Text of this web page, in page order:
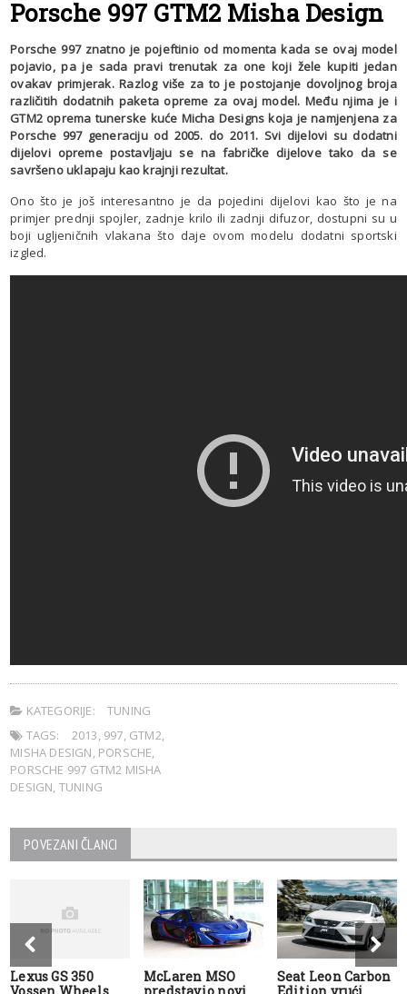
Porsche 997 GTM2 Misha Design
Porsche 997 znatno je pojeftinio od momenta kada se ovaj model
pojavio, pa je sada pravi trenutak za one koji žele kupiti jedan
ovakav primjerak. Razlog više za to je postojanje dovoljnog broja
različitih dodatnih paketa opreme za ovaj model. Među njima je i
GTM2 oprema tunerske kuće Micha Designs koja je namjenjena za
Porsche 997 generaciju od 2005. do 2011. Svi dijelovi su dodatni
dijelovi opreme postavljaju se na fabričke dijelove tako da se
savršeno uklapaju kao krajnji rezultat.
Ono što je još interesantno je da pojedini dijelovi kao što je na
primjer prednji spojler, zadnje krilo ili zadnji difuzor, dostupni su u
boji ugljeničnih vlakana što daje ovom modelu dodatni sportski
izgled.
KATEGORIJE:
TUNING
TAGS:
2013, 997, GTM2,
MISHA DESIGN, PORSCHE,
PORSCHE 997 GTM2 MISHA
DESIGN, TUNING
POVEZANI ČLANCI
Lexus GS 350
McLaren MSO
Seat Leon Carbon